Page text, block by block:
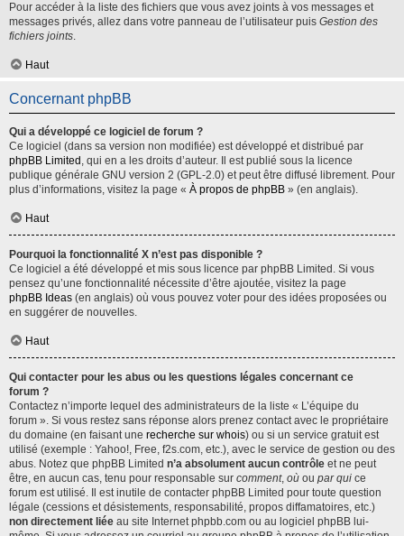
Pour accéder à la liste des fichiers que vous avez joints à vos messages et
messages privés, allez dans votre panneau de l’utilisateur puis Gestion des
fichiers joints.
Haut
Concernant phpBB
Qui a développé ce logiciel de forum ?
Ce logiciel (dans sa version non modifiée) est développé et distribué par
phpBB Limited , qui en a les droits d’auteur. Il est publié sous la licence
publique générale GNU version 2 (GPL-2.0) et peut être diffusé librement. Pour
plus d’informations, visitez la page « À propos de phpBB » (en anglais).
Haut
Pourquoi la fonctionnalité X n’est pas disponible ?
Ce logiciel a été développé et mis sous licence par phpBB Limited. Si vous
pensez qu’une fonctionnalité nécessite d’être ajoutée, visitez la page
phpBB Ideas (en anglais) où vous pouvez voter pour des idées proposées ou
en suggérer de nouvelles.
Haut
Qui contacter pour les abus ou les questions légales concernant ce
forum ?
Contactez n’importe lequel des administrateurs de la liste « L’équipe du
forum ». Si vous restez sans réponse alors prenez contact avec le propriétaire
du domaine (en faisant une recherche sur whois) ou si un service gratuit est
utilisé (exemple : Yahoo!, Free, f2s.com, etc.), avec le service de gestion ou des
abus. Notez que phpBB Limited n’a absolument aucun contrôle et ne peut
être, en aucun cas, tenu pour responsable sur comment, où ou par qui ce
forum est utilisé. Il est inutile de contacter phpBB Limited pour toute question
légale (cessions et désistements, responsabilité, propos diffamatoires, etc.)
non directement liée au site Internet phpbb.com ou au logiciel phpBB lui-